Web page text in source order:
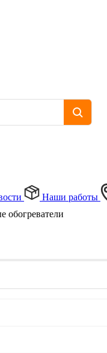
Наши работы
обогреватели